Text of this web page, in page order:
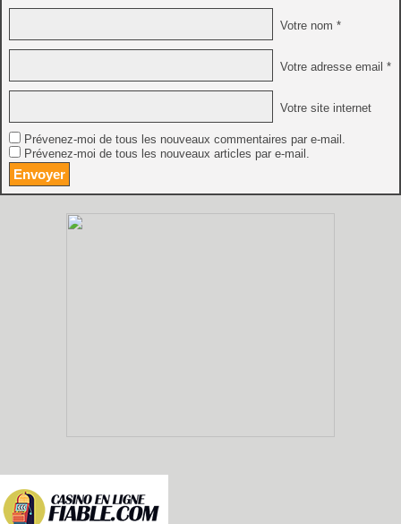
Votre nom *
Votre adresse email *
Votre site internet
Prévenez-moi de tous les nouveaux commentaires par e-mail.
Prévenez-moi de tous les nouveaux articles par e-mail.